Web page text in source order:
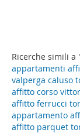
Ricerche simili
appartamenti
valperga caluso
affitto corso
affitto ferrucci
appartamento
affitto parquet